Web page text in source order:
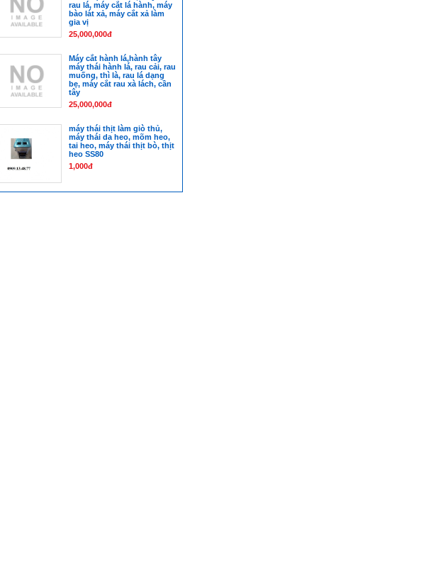
rau lá, máy cắt lá hành, máy
bào lát xả, máy cắt xả làm
gia vị
25,000,000đ
Máy cắt hành lá,hành tây
máy thái hành lá, rau cải, rau
muống, thì là, rau lá dạng
bẹ, máy cắt rau xà lách, cần
tây
25,000,000đ
máy thái thịt làm giò thủ,
máy thái da heo, mõm heo,
tai heo, máy thái thịt bò, thịt
heo SS80
1,000đ